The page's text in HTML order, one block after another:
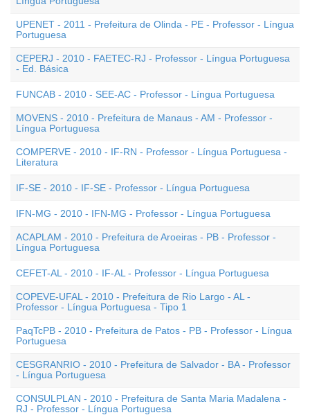
UPENET - 2011 - Prefeitura de Olinda - PE - Professor - Língua
Portuguesa
CEPERJ - 2010 - FAETEC-RJ - Professor - Língua Portuguesa
- Ed. Básica
FUNCAB - 2010 - SEE-AC - Professor - Língua Portuguesa
MOVENS - 2010 - Prefeitura de Manaus - AM - Professor -
Língua Portuguesa
COMPERVE - 2010 - IF-RN - Professor - Língua Portuguesa -
Literatura
IF-SE - 2010 - IF-SE - Professor - Língua Portuguesa
IFN-MG - 2010 - IFN-MG - Professor - Língua Portuguesa
ACAPLAM - 2010 - Prefeitura de Aroeiras - PB - Professor -
Língua Portuguesa
CEFET-AL - 2010 - IF-AL - Professor - Língua Portuguesa
COPEVE-UFAL - 2010 - Prefeitura de Rio Largo - AL -
Professor - Língua Portuguesa - Tipo 1
PaqTcPB - 2010 - Prefeitura de Patos - PB - Professor - Língua
Portuguesa
CESGRANRIO - 2010 - Prefeitura de Salvador - BA - Professor
- Língua Portuguesa
CONSULPLAN - 2010 - Prefeitura de Santa Maria Madalena -
RJ - Professor - Língua Portuguesa